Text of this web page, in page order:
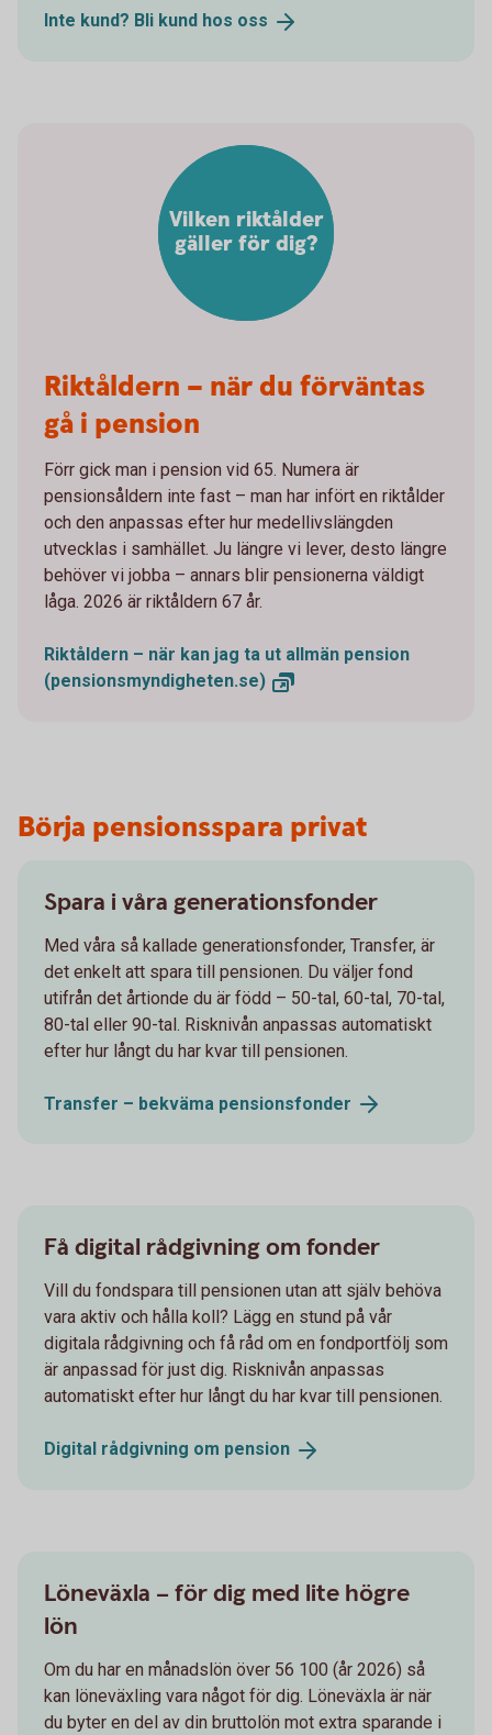
Inte kund? Bli kund hos oss
Vilken riktålder
gäller för dig?
Riktåldern – när du förväntas
gå i pension
Förr gick man i pension vid 65. Numera är
pensionsåldern inte fast – man har infört en riktålder
och den anpassas efter hur medellivslängden
utvecklas i samhället. Ju längre vi lever, desto längre
behöver vi jobba – annars blir pensionerna väldigt
låga. 2026 är riktåldern 67 år.
Riktåldern – när kan jag ta ut allmän pension
(pensionsmyndigheten.se)
Börja pensionsspara privat
Spara i våra generationsfonder
Med våra så kallade generationsfonder, Transfer, är
det enkelt att spara till pensionen. Du väljer fond
utifrån det årtionde du är född – 50-tal, 60-tal, 70-tal,
80-tal eller 90-tal. Risknivån anpassas automatiskt
efter hur långt du har kvar till pensionen.
Transfer – bekväma pensionsfonder
Få digital rådgivning om fonder
Vill du fondspara till pensionen utan att själv behöva
vara aktiv och hålla koll? Lägg en stund på vår
digitala rådgivning och få råd om en fondportfölj som
är anpassad för just dig. Risknivån anpassas
automatiskt efter hur långt du har kvar till pensionen.
Digital rådgivning om pension
Löneväxla – för dig med lite högre
lön
Om du har en månadslön över 56 100 (år 2026) så
kan löneväxling vara något för dig. Löneväxla är när
du byter en del av din bruttolön mot extra sparande i